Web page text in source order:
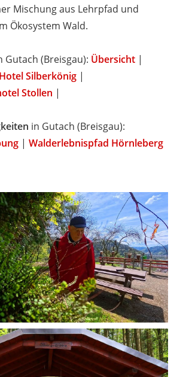
Mischung aus Lehrpfad und
Ökosystem Wald.
Gutach (Breisgau): Übersicht |
Silberkönig |
Stollen |
in Gutach (Breisgau):
| Walderlebnispfad Hörnleberg